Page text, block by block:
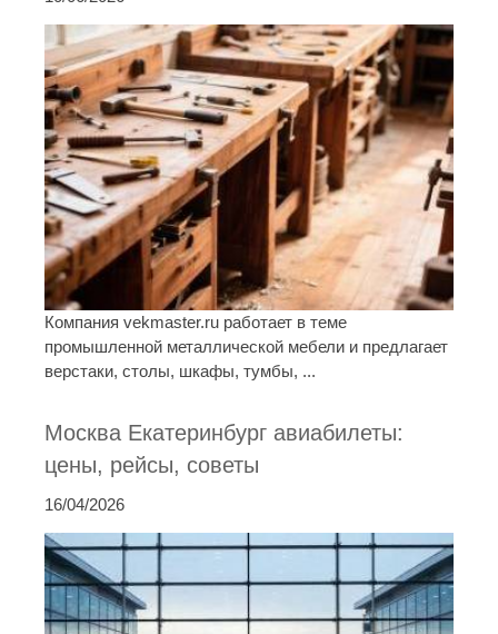
Компания vekmaster.ru работает в теме
промышленной металлической мебели и предлагает
верстаки, столы, шкафы, тумбы, ...
Москва Екатеринбург авиабилеты:
цены, рейсы, советы
16/04/2026